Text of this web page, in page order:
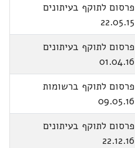
פרסום לתוקף בעיתונים
22.05.15
פרסום לתוקף בעיתונים
01.04.16
פרסום לתוקף ברשומות
09.05.16
פרסום לתוקף בעיתונים
22.12.16